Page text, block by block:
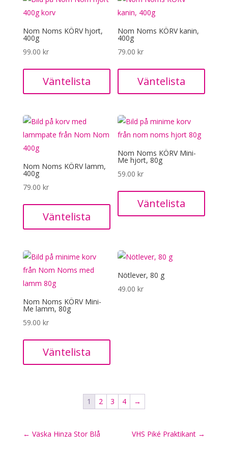
Nom Noms KÖRV hjort,
400g
99.00 kr
Väntelista
Nom Noms KÖRV kanin,
400g
79.00kr
Väntelista
Nom Noms KÖRV lamm,
400g
79.00 kr
Väntelista
Nom Noms KÖRV Mini-
Me hjort, 80g
59.00kr
Väntelista
Nom Noms KÖRV Mini-
Me lamm, 80g
59.00 kr
Väntelista
Nötlever, 80 g
49.00kr
1 2 3 4 →
← Väska Hinza Stor Blå VHS Piké Praktikant →